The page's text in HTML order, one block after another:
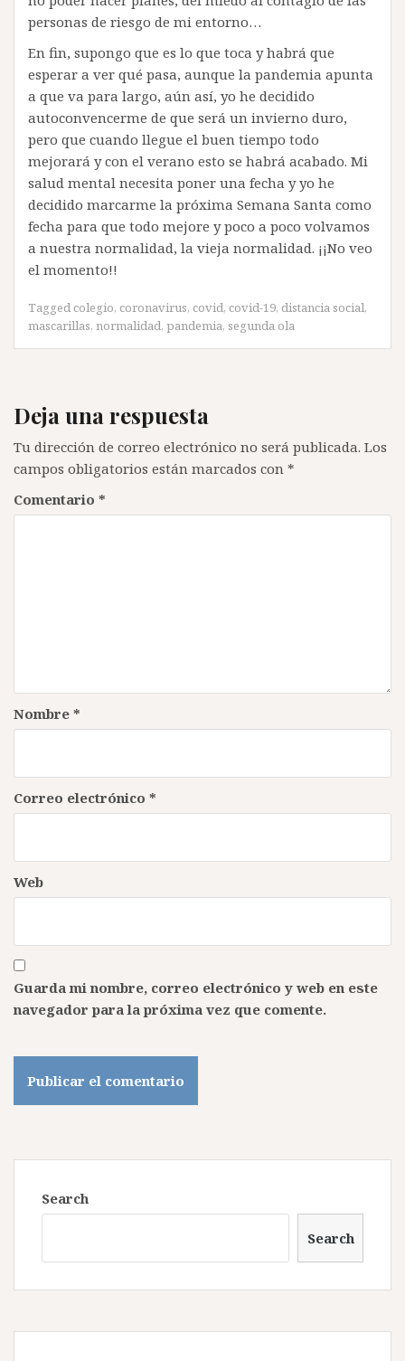
personas de riesgo de mi entorno…
En fin, supongo que es lo que toca y habrá que
esperar a ver qué pasa, aunque la pandemia apunta
a que va para largo, aún así, yo he decidido
autoconvencerme de que será un invierno duro,
pero que cuando llegue el buen tiempo todo
mejorará y con el verano esto se habrá acabado. Mi
salud mental necesita poner una fecha y yo he
decidido marcarme la próxima Semana Santa como
fecha para que todo mejore y poco a poco volvamos
a nuestra normalidad, la vieja normalidad. ¡¡No veo
el momento!!
Tagged colegio, coronavirus, covid, covid-19, distancia social,
mascarillas, normalidad, pandemia, segunda ola
Deja una respuesta
Tu dirección de correo electrónico no será publicada. Los
campos obligatorios están marcados con *
Comentario *
Nombre *
Correo electrónico *
Web
Guarda mi nombre, correo electrónico y web en este
navegador para la próxima vez que comente.
Search
Search